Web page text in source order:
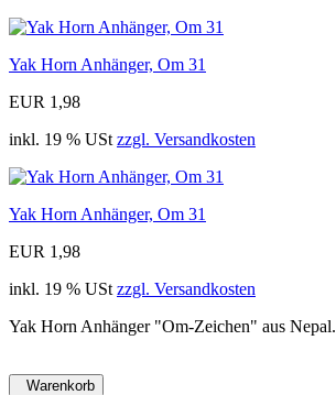
Yak Horn Anhänger, Om 31
EUR 1,98
inkl. 19 % USt zzgl. Versandkosten
Yak Horn Anhänger, Om 31
EUR 1,98
inkl. 19 % USt zzgl. Versandkosten
Yak Horn Anhänger "Om-Zeichen" aus Nepal.
Warenkorb